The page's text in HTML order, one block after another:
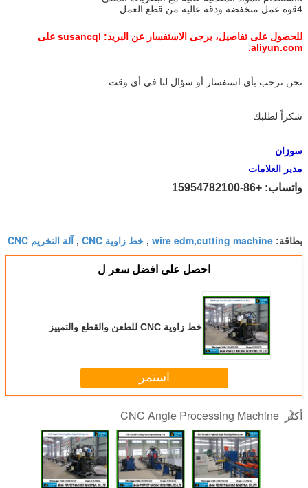
4قوة عمل منخفضة ودقة عالية من قطع العمل.
للحصول على تفاصيل، يرجى الاستفسار عن البريد: susancql على
aliyun.com.
نحن نرحب بأي استفسار أو سؤال لنا في أي وقت.
شكراً لطلبك
سوزان
مدير العلامات
واتساب: +86-15954782100
بطاقة: wire edm,cutting machine
, خط زاوية CNC , آلة التخريم CNC
احصل على افضل سعر ل
خط زاوية CNC للطعن والقطع والتمييز
استمر
أكثر CNC Angle Processing Machine